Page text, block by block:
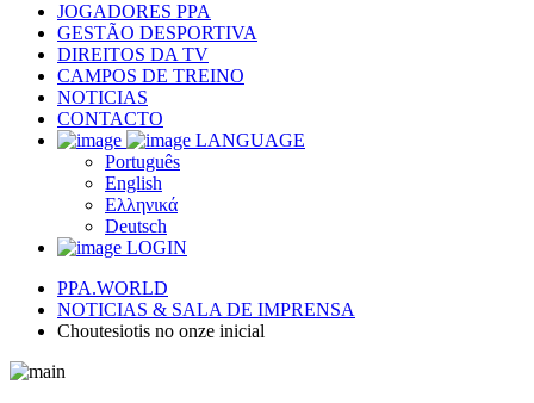
JOGADORES PPA
GESTÃO DESPORTIVA
DIREITOS DA TV
CAMPOS DE TREINO
NOTICIAS
CONTACTO
LANGUAGE
Português
English
Ελληνικά
Deutsch
LOGIN
PPA.WORLD
NOTICIAS & SALA DE IMPRENSA
Choutesiotis no onze inicial